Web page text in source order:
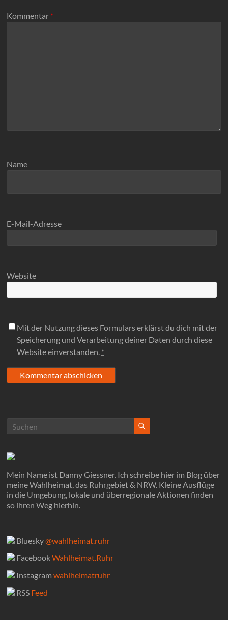
Kommentar *
Name
E-Mail-Adresse
Website
Mit der Nutzung dieses Formulars erklärst du dich mit der
Speicherung und Verarbeitung deiner Daten durch diese
Website einverstanden. *
Mein Name ist Danny Giessner. Ich schreibe hier im Blog über
meine Wahlheimat, das Ruhrgebiet & NRW. Kleine Ausflüge
in die Umgebung, lokale und überregionale Aktionen finden
so ihren Weg hierhin.
Bluesky@wahlheimat.ruhr
FacebookWahlheimat.Ruhr
Instagramwahlheimatruhr
RSS Feed